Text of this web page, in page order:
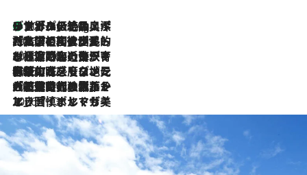
10 Hours Ago
リスボンの絶品スイーツ「パステル・デ・ナタ」とは？ポルトガル伝統の奥深い世界へ
2026.7.27
「私の祖国はポルトガル語です」国民的詩人フェルナンド・ペソアと、彼が愛した文学の街を歩く
2026.7.26
ポルトガル近海が育む極上の海の幸。キリリと冷えた白ワインと愉しむ、シーフード専門店の贅沢
2026.7.22
伝統の味をモダンに昇華。高感度な地元客が集う、リスボンの最旬ガストロノミー
2026.7.21
大航海時代の栄華から、震災、独裁、そして革命へ。ポルトガル・首都リスボンの石畳に刻まれた「歴史の光と影」
2026.7.13
エッセイ・ヤマザキマリ「慎ましくも美しき国 ポルトガル」